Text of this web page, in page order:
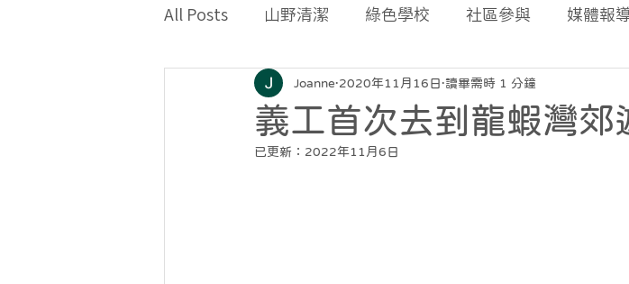
All Posts 山野清潔 綠色學校 社區參與 媒體報
專題報導 合作夥伴 社區報 環保新聞回顧
環保小貼士 招長期義工
義工首次去到龍蝦灣郊
Joanne 2020年11月16日 讀畢需時 1 分鐘
已更新： 2022年11月6日